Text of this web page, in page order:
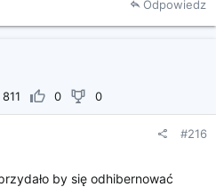
Odpowiedz
811 0 0
#216
by się odhibernować